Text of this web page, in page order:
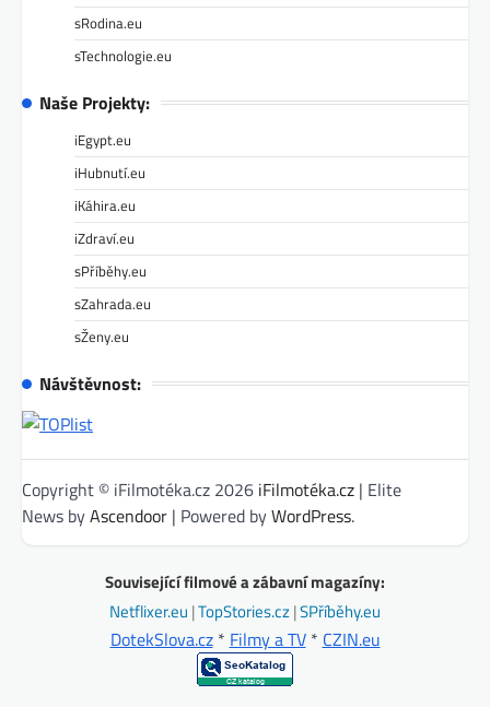
sRodina.eu
sTechnologie.eu
Naše Projekty:
iEgypt.eu
iHubnutí.eu
iKáhira.eu
iZdraví.eu
sPříběhy.eu
sZahrada.eu
sŽeny.eu
Návštěvnost:
Copyright © iFilmotéka.cz 2026 iFilmotéka.cz | Elite
News byAscendoor | Powered byWordPress.
Související filmové a zábavní magazíny:
Netflixer.eu |TopStories.cz|SPříběhy.eu
DotekSlova.cz* Filmy a TV* CZIN.eu